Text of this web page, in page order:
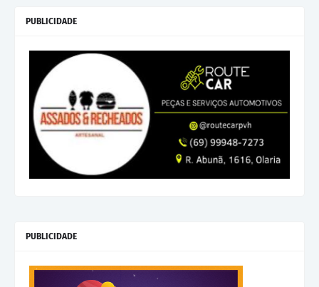
PUBLICIDADE
PUBLICIDADE